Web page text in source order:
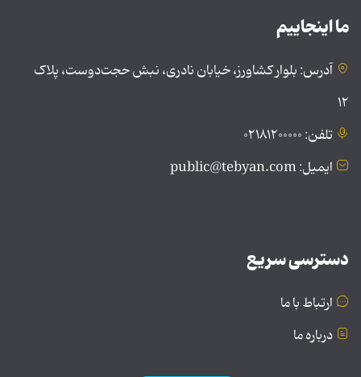
ما اینجاییم
آدرس: بلوار کشاورز، خیابان نادری، نبش حجت‌دوست، پلاک
۱۲
تلفن: ۰۲۱۸۱۲۰۰۰۰۰
ایمیل: public@tebyan.com
دسترسی سریع
ارتباط با ما
درباره ما